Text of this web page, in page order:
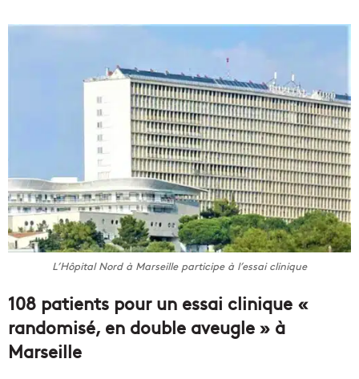
L’Hôpital Nord à Marseille participe à l’essai clinique
108 patients pour un essai clinique «
randomisé, en double aveugle » à
Marseille